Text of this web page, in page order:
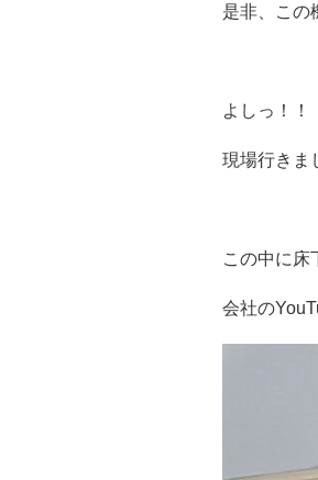
是非、この
よしっ！！
現場行き
この中に床
会社の